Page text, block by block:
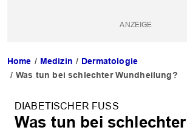
Home Medizin
Dermatologie
Was tun bei schlechter Wundheilung?
DIABETISCHER FUSS
Was tun bei schlechter